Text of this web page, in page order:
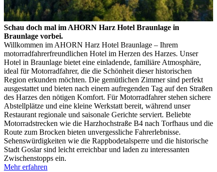
Schau doch mal im AHORN Harz Hotel Braunlage in
Braunlage vorbei.
Willkommen im AHORN Harz Hotel Braunlage – Ihrem
motorradfahrerfreundlichen Hotel im Herzen des Harzes. Unser
Hotel in Braunlage bietet eine einladende, familiäre Atmosphäre,
ideal für Motorradfahrer, die die Schönheit dieser historischen
Region erkunden möchten. Die gemütlichen Zimmer sind perfekt
ausgestattet und bieten nach einem aufregenden Tag auf den Straßen
des Harzes den nötigen Komfort. Für Motorradfahrer stehen sichere
Abstellplätze und eine kleine Werkstatt bereit, während unser
Restaurant regionale und saisonale Gerichte serviert. Beliebte
Motorradstrecken wie die Harzhochstraße B4 nach Torfhaus und die
Route zum Brocken bieten unvergessliche Fahrerlebnisse.
Sehenswürdigkeiten wie die Rappbodetalsperre und die historische
Stadt Goslar sind leicht erreichbar und laden zu interessanten
Zwischenstopps ein.
Mehr erfahren